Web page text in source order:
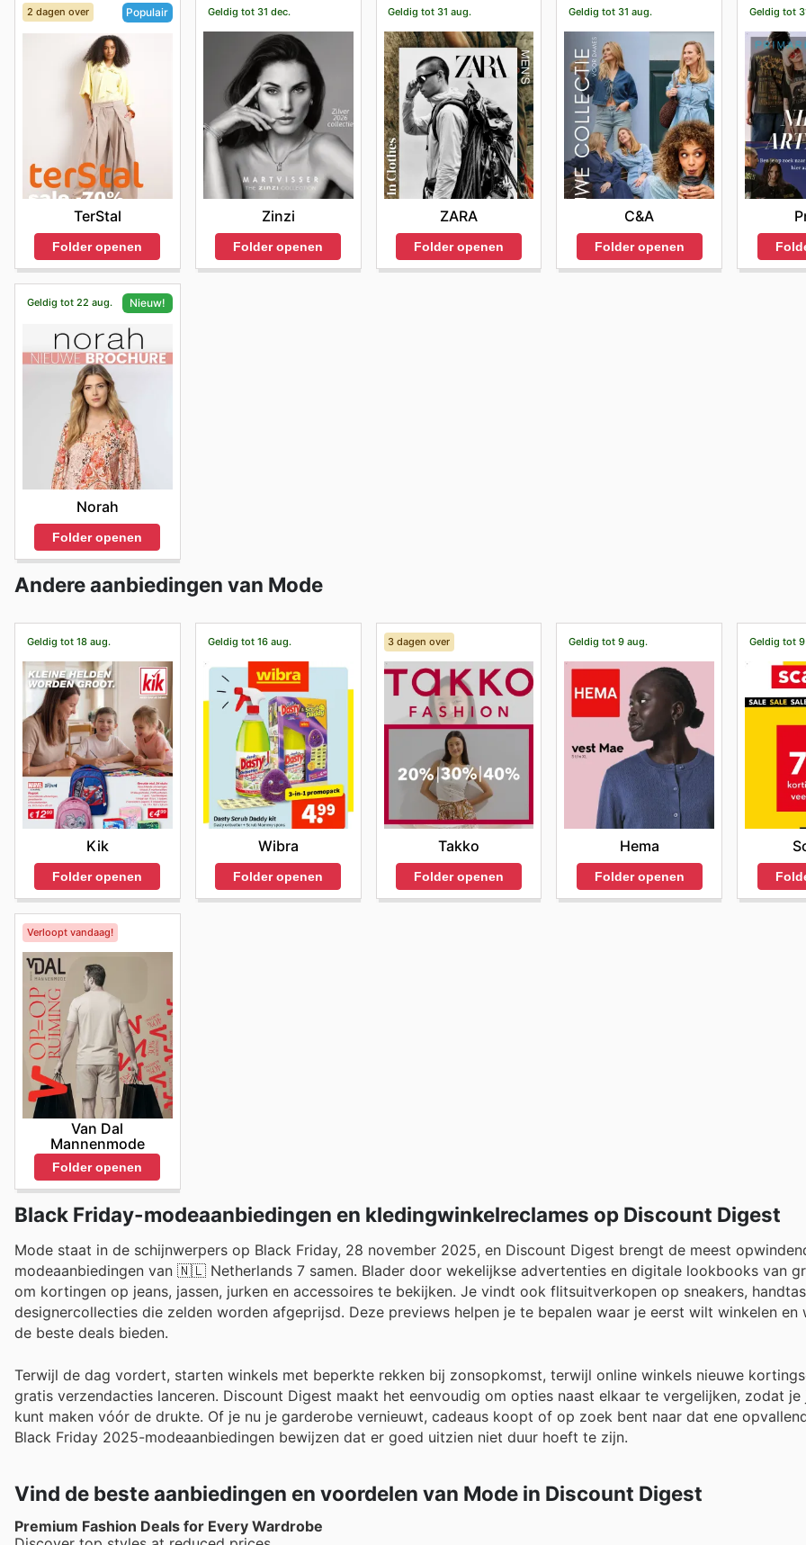
2 dagen over Populair
TerStal
Folder openen
Geldig tot 31 dec.
Zinzi
Folder openen
Geldig tot 31 aug.
ZARA
Folder openen
Geldig tot 31 aug.
C&A
Folder openen
Geldig tot
Geldig tot 22 aug. Nieuw!
Norah
Folder openen
Andere aanbiedingen van Mode
Geldig tot 18 aug.
Kik
Folder openen
Geldig tot 16 aug.
Wibra
Folder openen
3 dagen over
Takko
Folder openen
Geldig tot 9 aug.
Hema
Folder openen
Geldig tot
Verloopt vandaag!
Van Dal
Mannenmode
Folder openen
Black Friday-modeaanbiedingen en kledingwinkelreclames op Discount Digest
Mode staat in de schijnwerpers op Black Friday, 28 november 2025, en Discount Digest brengt de meest
modeaanbiedingen van 🇳🇱 Netherlands 7 samen. Blader door wekelijkse advertenties en digitale lookbooks van
om kortingen op jeans, jassen, jurken en accessoires te bekijken. Je vindt ook flitsuitverkopen op sneakers,
designercollecties die zelden worden afgeprijsd. Deze previews helpen je te bepalen waar je eerst wilt winkelen en
de beste deals bieden.
Terwijl de dag vordert, starten winkels met beperkte rekken bij zonsopkomst, terwijl online winkels nieuwe
gratis verzendacties lanceren. Discount Digest maakt het eenvoudig om opties naast elkaar te vergelijken, zodat
kunt maken vóór de drukte. Of je nu je garderobe vernieuwt, cadeaus koopt of op zoek bent naar dat ene
Black Friday 2025-modeaanbiedingen bewijzen dat er goed uitzien niet duur hoeft te zijn.
Vind de beste aanbiedingen en voordelen van Mode in Discount Digest
Premium Fashion Deals for Every Wardrobe